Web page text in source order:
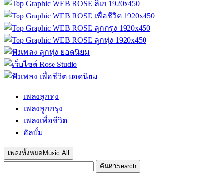
เพลงลูกทุ่ง
เพลงลูกกรุง
เพลงเพื่อชีวิต
อัลบั้ม
เพลงทั้งหมด Music All
ค้นหาSearch